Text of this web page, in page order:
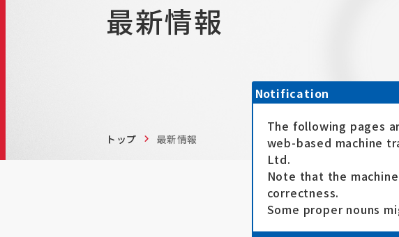
最新情報
トップ 最新情報
Notification
The following pages
web-based machine
Ltd.
Note that the
correctness.
Some proper nouns